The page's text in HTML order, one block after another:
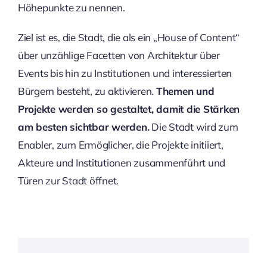
Höhepunkte zu nennen.
Ziel ist es, die Stadt, die als ein „House of Content“
über unzählige Facetten von Architektur über
Events bis hin zu Institutionen und interessierten
Bürgern besteht, zu aktivieren. Themen und
Projekte werden so gestaltet, damit die Stärken
am besten sichtbar werden.Die Stadt wird zum
Enabler, zum Ermöglicher, die Projekte initiiert,
Akteure und Institutionen zusammenführt und
Türen zur Stadt öffnet.